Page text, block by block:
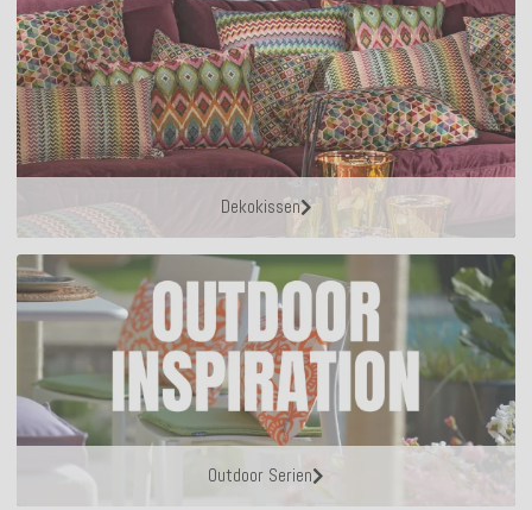
Dekokissen
Outdoor Serien